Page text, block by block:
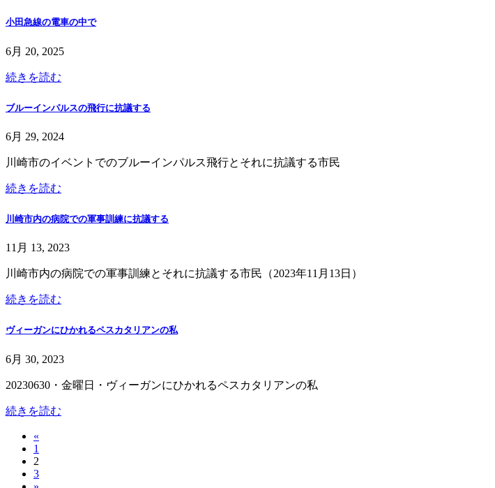
小田急線の電車の中で
6月 20, 2025
続きを読む
ブルーインパルスの飛行に抗議する
6月 29, 2024
川崎市のイベントでのブルーインパルス飛行とそれに抗議する市民
続きを読む
川崎市内の病院での軍事訓練に抗議する
11月 13, 2023
川崎市内の病院での軍事訓練とそれに抗議する市民（2023年11月13日）
続きを読む
ヴィーガンにひかれるペスカタリアンの私
6月 30, 2023
20230630・金曜日・ヴィーガンにひかれるペスカタリアンの私
続きを読む
«
固
定
ペ
1
固
定
2
固
3